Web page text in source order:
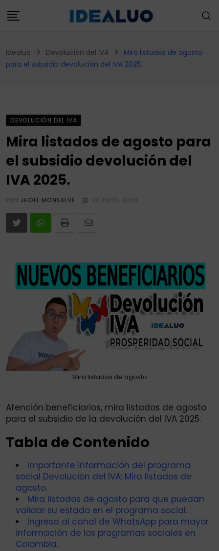
to
Idealuo Devolución del IVA
Mira listados de agosto
para el subsidio devolución del IVA 2025.
DEVOLUCIÓN DEL IVA
Mira listados de agosto para
el subsidio devolución del
IVA 2025.
PORJHOEL MONSALVE 23 JULIO, 2025
Print
Share
Mira listados de agosto
Atención beneficiarios, mira listados de agosto
para el subsidio de la devolución del IVA 2025.
Tabla de Contenido
Importante información del programa
social Devolución del IVA: Mira listados de
agosto.
Mira listados de agosto para que puedan
validar su estado en el programa social.
Ingresa al canal de WhatsApp para mayor
información de los programas sociales en
Colombia.